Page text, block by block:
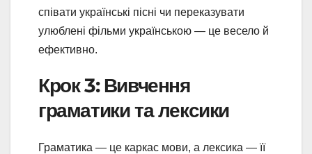
співати українські пісні чи переказувати
улюблені фільми українською — це весело й
ефективно.
Крок 3: Вивчення
граматики та лексики
Граматика — це каркас мови, а лексика — її